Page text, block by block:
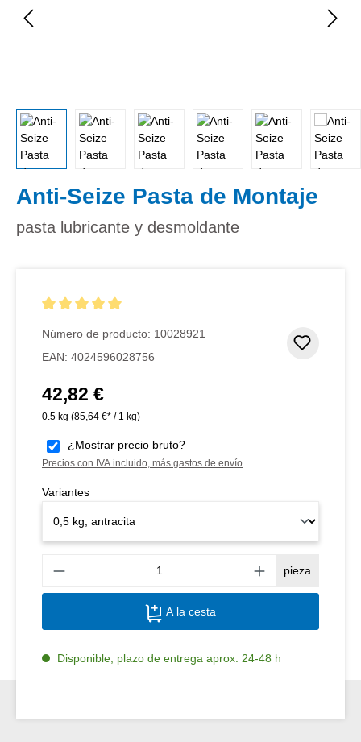
Anti-Seize Pasta de Montaje
pasta lubricante y desmoldante
Número de producto: 10028921
EAN: 4024596028756
Precio normal:
42,82 €
0.5 kg (85,64 €* / 1 kg)
¿Mostrar precio bruto?
Precios con IVA incluido, más gastos de envío
Variantes
pieza
A la cesta
Disponible, plazo de entrega aprox. 24-48 h